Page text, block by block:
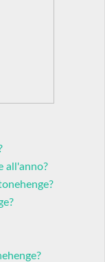
all'anno?